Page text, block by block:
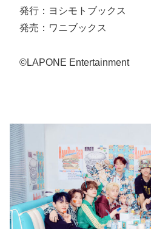
発行：ヨシモトブックス
発売：ワニブックス
©LAPONE Entertainment